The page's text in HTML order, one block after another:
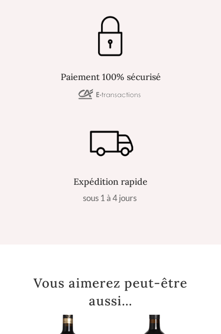
Paiement 100% sécurisé
Expédition rapide
sous 1 à 4 jours
Vous aimerez peut-être
aussi…